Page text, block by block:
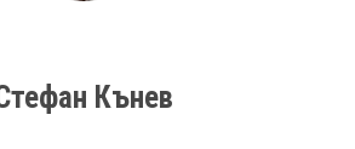
Кънев